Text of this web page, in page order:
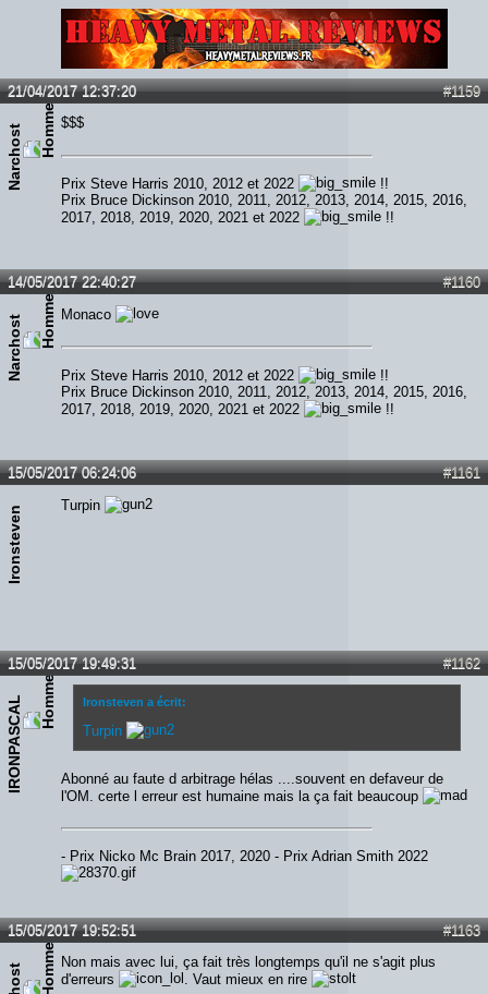
Lien :http://heavymetalreviews.fr/
#1159
21/04/2017 12:37:20
Narchost
$$$
Prix Steve Harris 2010, 2012 et 2022
!!
Prix Bruce Dickinson 2010, 2011, 2012, 2013, 2014, 2015, 2016,
2017, 2018, 2019, 2020, 2021 et 2022
!!
#1160
14/05/2017 22:40:27
Narchost Monaco
Prix Steve Harris 2010, 2012 et 2022
!!
Prix Bruce Dickinson 2010, 2011, 2012, 2013, 2014, 2015, 2016,
2017, 2018, 2019, 2020, 2021 et 2022
!!
#1161
15/05/2017 06:24:06
Ironsteven Turpin
#1162
15/05/2017 19:49:31
IRONPASCAL Ironsteven a écrit:
Turpin
Abonné au faute d arbitrage hélas ....souvent en defaveur de
l'OM. certe l erreur est humaine mais la ça fait beaucoup
- Prix Nicko Mc Brain 2017, 2020 - Prix Adrian Smith 2022
#1163
15/05/2017 19:52:51
Non mais avec lui, ça fait très longtemps qu'il ne s'agit plus
d'erreurs
. Vaut mieux en rire